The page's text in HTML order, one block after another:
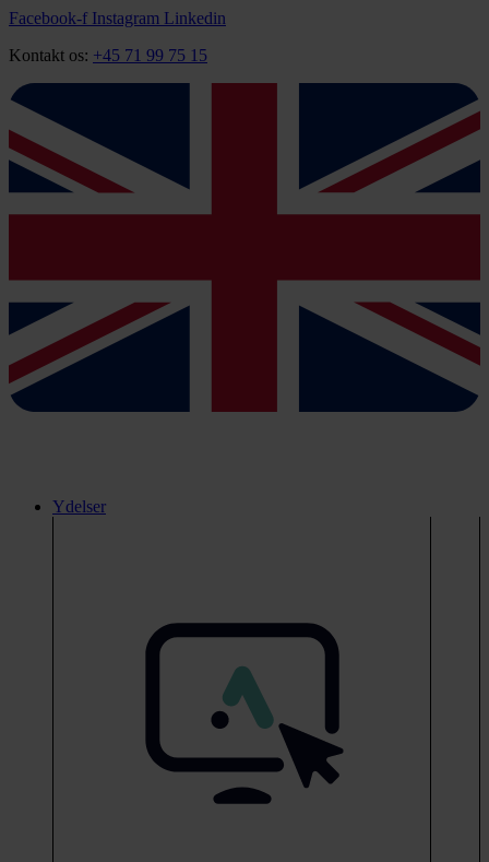
Videre
indhold
Facebook-f Instagram Linkedin
Kontakt os: +45 71 99 75 15
Ydelser